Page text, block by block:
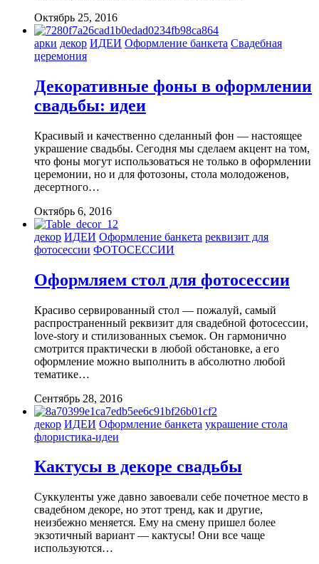
Октябрь 25, 2016
арки декор ИДЕИ Оформление банкета Свадебная
церемония
Декоративные фоны в оформлении
свадьбы: идеи
Красивый и качественно сделанный фон — настоящее
украшение свадьбы. Сегодня мы сделаем акцент на том,
что фоны могут использоваться не только в оформлении
церемонии, но и для фотозоны, стола молодоженов,
десертного…
Октябрь 6, 2016
декор ИДЕИ Оформление банкета реквизит для
фотосессии ФОТОСЕССИИ
Оформляем стол для фотосессии
Красиво сервированный стол — пожалуй, самый
распространенный реквизит для свадебной фотосессии,
love-story и стилизованных съемок. Он гармонично
смотрится практически в любой обстановке, а его
оформление можно выполнить в абсолютно любой
тематике…
Сентябрь 28, 2016
декор ИДЕИ Оформление банкета украшение стола
флористика-идеи
Кактусы в декоре свадьбы
Суккуленты уже давно завоевали себе почетное место в
свадебном декоре, но этот тренд, как и другие,
неизбежно меняется. Ему на смену пришел более
экзотичный вариант — кактусы! Они все чаще
используются…